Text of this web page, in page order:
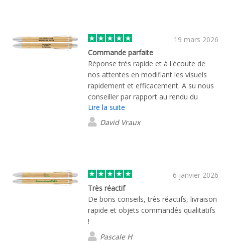
19 mars 2026
Commande parfaite
Réponse très rapide et à l'écoute de
nos attentes en modifiant les visuels
rapidement et efficacement. A su nous
conseiller par rapport au rendu du
produit pour éviter d'être déçu lors de la
réception. L'envoi des maquettes en
Lire la suite
David Vraux
6 janvier 2026
Très réactif
De bons conseils, très réactifs, livraison
rapide et objets commandés qualitatifs
!
Pascale H